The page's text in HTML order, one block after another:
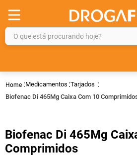
O que está procurando hoje?
Medicamentos Tarjados
Biofenac Di 465Mg Caixa Com 10
Biofenac Di 465Mg
Comprimidos
2º
gelmax
rosuvastatina 20mg
5º
protetor solar